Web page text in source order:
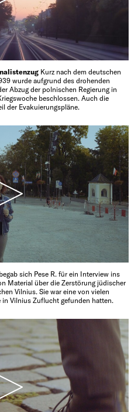
Kurz nach dem deutschen
wurde aufgrund des drohenden
Abzug der polnischen Regierung in
beschlossen. Auch die
der Evakuierungspläne.
sich Pese R. für ein Interview ins
Material über die Zerstörung jüdischer
Vilnius. Sie war eine von vielen
Vilnius Zuflucht gefunden hatten.